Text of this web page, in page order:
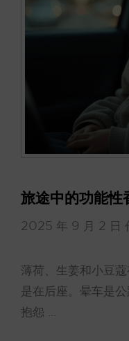
旅途中的功能性
2025 年 9 月 2 日
薄荷、生姜和小豆
是在后座。晕车是
抱怨 ...